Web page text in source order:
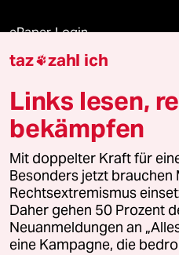
ePaper Login
Downloads für Abonnierende
© 2026 taz Verlags und
Alle Rechte vorbehalten. Bei
wenden Sie sich bitte an
Feedback Redaktionsstatut
taz zahl ich
Links lesen,
bekämpfen
Mit doppelter Kraft für
Besonders jetzt brauchen
Rechtsextremismus
Daher gehen 50 Prozent
Neuanmeldungen an
eine Kampagne, die